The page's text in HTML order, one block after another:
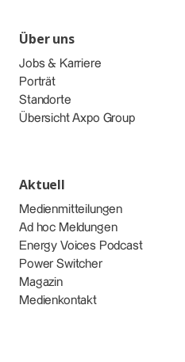
Über uns
Jobs & Karriere
Porträt
Standorte
Übersicht Axpo Group
Aktuell
Medienmitteilungen
Ad hoc Meldungen
Energy Voices Podcast
Power Switcher
Magazin
Medienkontakt